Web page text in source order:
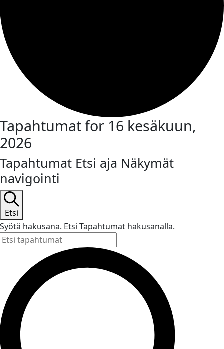
Tapahtumat for 16 kesäkuun,
2026
Tapahtumat Etsi aja Näkymät
navigointi
Etsi
Syötä hakusana. Etsi Tapahtumat hakusanalla.